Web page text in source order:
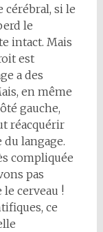
cérébral, si le
le
intact. Mais
est
a des
en même
gauche,
réacquérir
langage.
compliquée
pas
cerveau !
ce